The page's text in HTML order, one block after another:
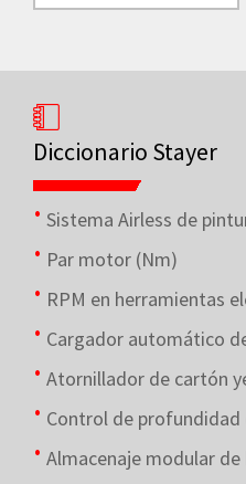
Diccionario Stayer
Sistema Airless de
Par motor (Nm)
RPM en herramientas
Cargador automático
Atornillador de cartón
Control de
Almacenaje modular